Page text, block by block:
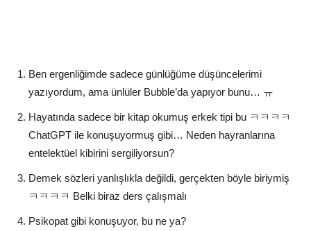
Ben ergenliğimde sadece günlüğüme düşüncelerimi
yazıyordum, ama ünlüler Bubble’da yapıyor bunu… ㅠ
Hayatında sadece bir kitap okumuş erkek tipi bu ㅋㅋㅋㅋ
ChatGPT ile konuşuyormuş gibi… Neden hayranlarına
entelektüel kibirini sergiliyorsun?
Demek sözleri yanlışlıkla değildi, gerçekten böyle biriymiş
ㅋㅋㅋㅋ Belki biraz ders çalışmalı
Psikopat gibi konuşuyor, bu ne ya?